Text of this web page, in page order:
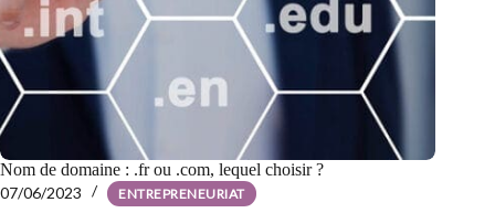
Nom de domaine : .fr ou .com, lequel choisir ?
07/06/2023
ENTREPRENEURIAT